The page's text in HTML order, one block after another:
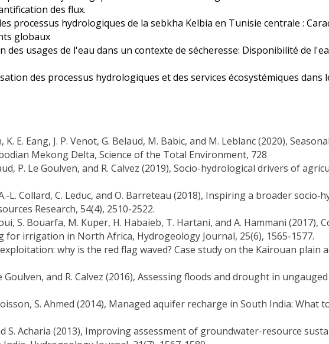
des flux.
processus hydrologiques de la sebkha Kelbia en Tunisie centrale :
globaux
des usages de l'eau dans un contexte de sécheresse: Disponibilité de
des processus hydrologiques et des services écosystémiques
K. E. Eang, J. P. Venot, G. Belaud, M. Babic, and M. Leblanc (2020),
Mekong Delta, Science of the Total Environment, 728
P. Le Goulven, and R. Calvez (2019), Socio-hydrological drivers of
L. Collard, C. Leduc, and O. Barreteau (2018), Inspiring a broader
Research, 54(4), 2510-2522.
S. Bouarfa, M. Kuper, H. Habaieb, T. Hartani, and A. Hammani
irrigation in North Africa, Hydrogeology Journal, 25(6), 1565-1577.
why is the red flag waved? Case study on the Kairouan
Goulven, and R. Calvez (2016), Assessing floods and drought in
S. Ahmed (2014), Managed aquifer recharge in South India:
S. Acharia (2013), Improving assessment of groundwater-resource